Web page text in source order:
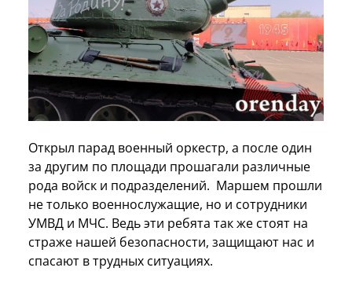
Открыл парад военный оркестр, а после один
за другим по площади прошагали различные
рода войск и подразделений. Маршем прошли
не только военнослужащие, но и сотрудники
УМВД и МЧС. Ведь эти ребята так же стоят на
страже нашей безопасности, защищают нас и
спасают в трудных ситуациях.